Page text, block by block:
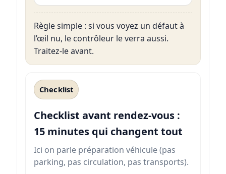
Règle simple : si vous voyez un défaut à
l’œil nu, le contrôleur le verra aussi.
Traitez-le avant.
Checklist
Checklist avant rendez-vous :
15 minutes qui changent tout
Ici on parle préparation véhicule (pas
parking, pas circulation, pas transports).